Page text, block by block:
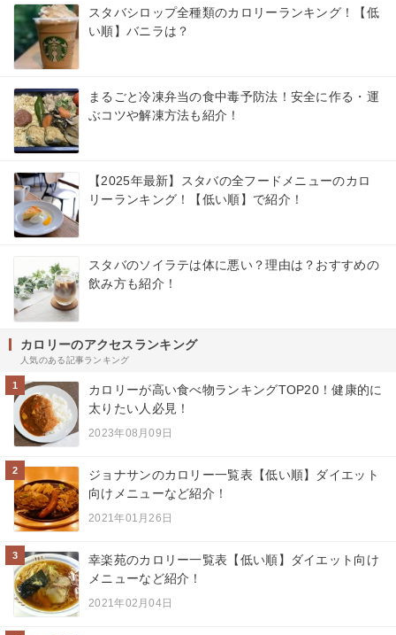
スタバシロップ全種類のカロリーランキング！【低
い順】バニラは？
まるごと冷凍弁当の食中毒予防法！安全に作る・運
ぶコツや解凍方法も紹介！
【2025年最新】スタバの全フードメニューのカロ
リーランキング！【低い順】で紹介！
スタバのソイラテは体に悪い？理由は？おすすめの
飲み方も紹介！
カロリーのアクセスランキング
人気のある記事ランキング
1
カロリーが高い食べ物ランキングTOP20！健康的に
太りたい人必見！
2023年08月09日
2
ジョナサンのカロリー一覧表【低い順】ダイエット
向けメニューなど紹介！
2021年01月26日
3
幸楽苑のカロリー一覧表【低い順】ダイエット向け
メニューなど紹介！
2021年02月04日